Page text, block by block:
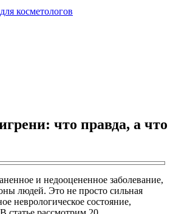
косметологов
что правда, а что
и недооцененное заболевание,
людей. Это не просто сильная
неврологическое состояние,